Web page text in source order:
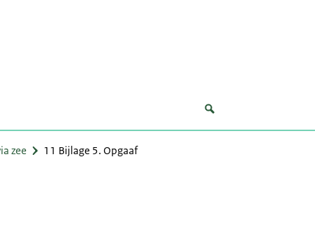
zee
11 Bijlage 5. Opgaaf